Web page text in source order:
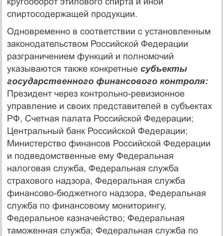
спиртосодержащей продукции.
Одновременно в соответствии с установленным
законодательством Рос­сийской Федерации
разграничением функций и полномочий
указываются также конкретные субъекты
государственного финансового контроля:
Президент через контрольно-ревизионное
управление и своих представителей в субъектах
РФ, Счетная палата Российской Федерации;
Центральный банк Российской Федерации;
Министерство финансов Российской Федерации
и подведомственные ему Федеральная
налоговая служба, Федеральная служба
страхового надзора, Федеральная служба
финансово-бюджетного надзора, Федеральная
служба по финансовому мониторингу,
Федеральное казначейство; Федеральная
таможенная служба; Федеральная служба по